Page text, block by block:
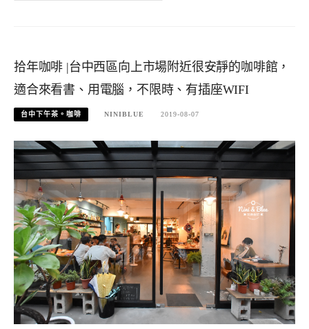
拾年咖啡 |台中西區向上市場附近很安靜的咖啡館，
適合來看書、用電腦，不限時、有插座WIFI
台中下午茶。咖啡 NINIBLUE 2019-08-07